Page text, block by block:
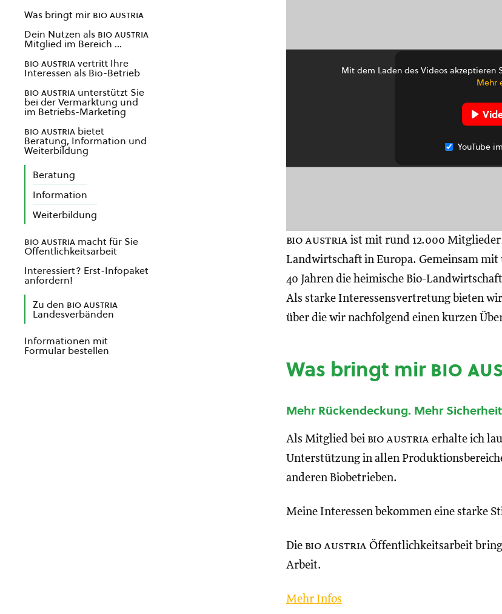
Mit dem Laden des Videos akzeptieren
Mehr
YouTube
bio austria ist mit rund 12.000
Landwirtschaft in Europa. Gemeinsam
40 Jahren die heimische Bio-
Als starke Interessensvertretung bieten
über die wir nachfolgend einen kurzen
Was bringt mirbio
Mehr Rückendeckung. Mehr
Als Mitglied bei bio austria erhalte ich
Unterstützung in allen
anderen Biobetrieben.
Meine Interessen bekommen eine starke
Die bio austria Öffentlichkeitsarbeit
Arbeit.
Mehr Infos
Was bringt mir bio austria
Dein Nutzen als bio austria
Mitglied im Bereich …
bio austriavertritt Ihre
Interessen als Bio-Betrieb
bio austria unterstützt Sie
bei der Vermarktung und
im Betriebs-Marketing
bio austria bietet
Beratung, Information und
Weiterbildung
Beratung
Information
Weiterbildung
bio austria macht für Sie
Öffentlichkeitsarbeit
Interessiert? Erst-Infopaket
anfordern!
Zu den bio austria
Landesverbänden
Informationen mit
Formular bestellen